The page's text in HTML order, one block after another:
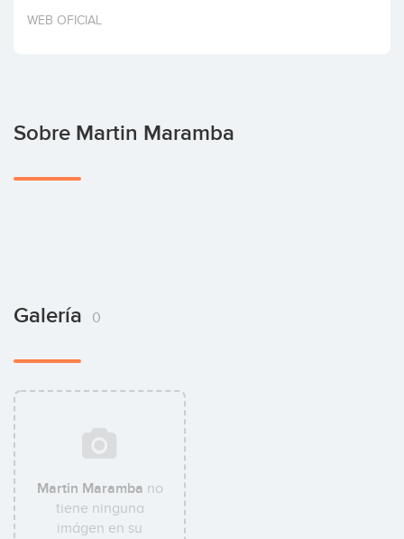
Invertir
WEB OFICIAL
Sobre Martin Maramba
Galería 0
Martin Maramba no
tiene ninguna
imágen en su